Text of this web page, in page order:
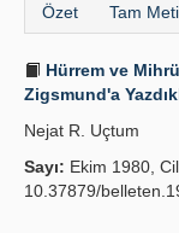
Özet Tam
Hürrem ve
Zigsmund'a
Nejat R. Uçtum
Sayı: Ekim 1980,
10.37879/